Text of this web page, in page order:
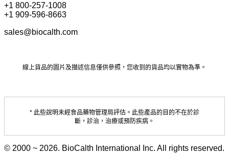
+1 800-257-1008
+1 909-596-8663
sales@biocalth.com
線上貨品的圖片及描述信息僅供參照，您收到的貨品均以實物為準。
* 此些說明未經食品藥物管理局評估。此些產品的目的不在於診
斷，診治，治療或預防疾病。
© 2000 ~ 2026. BioCalth International Inc. All rights reserved.